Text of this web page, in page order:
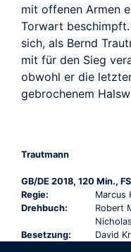
mit offenen Armen
Torwart
sich, als Bernd
mit für den Sieg
obwohl er die
gebrochenem
Trautmann
GB/DE 2018, 120 Min.,
Regie:
Marcus
Drehbuch:
Robert
Besetzung:
David